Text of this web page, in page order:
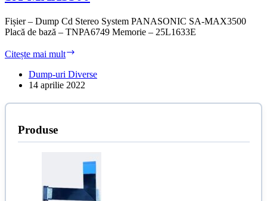
Fișier – Dump Cd Stereo System PANASONIC SA-MAX3500
Placă de bază – TNPA6749 Memorie – 25L1633E
Citește mai mult
Stereo
System
SA-
Dump-uri Diverse
14 aprilie 2022
Produse